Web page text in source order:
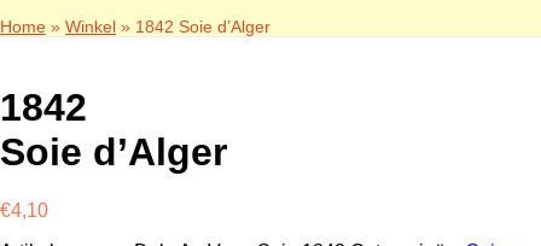
Home » Winkel » 1842 Soie d’Alger
1842
Soie d’Alger
€4,10